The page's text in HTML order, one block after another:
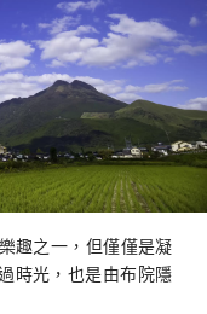
趣之一，但僅僅是凝
時光，也是由布院隱